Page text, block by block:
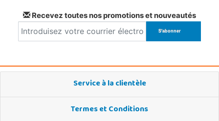
Recevez toutes nos promotions et nouveautés
Service à la clientèle
Termes et Conditions